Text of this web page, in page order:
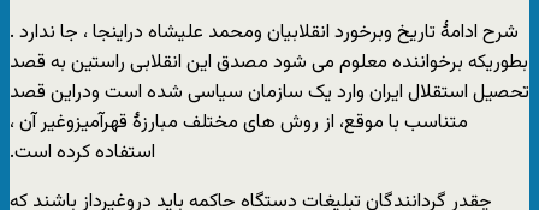
‏شرح ادامۀ تاریخ وبرخورد انقلابیان ومحمد علیشاه دراینجا ، جا ندارد .
بطوریکه برخواننده ‏معلوم می شود مصدق این انقلابی راستین به قصد
تحصیل استقلال ایران وارد یک سازمان ‏سیاسی شده است ودراین قصد
متناسب با موقع، از روش های مختلف مبارزۀ قهرآمیزوغیر آن ،
‏استفاده کرده است.‏
چقدر گردانندگان تبلیغات دستگاه حاکمه باید دروغپرداز باشند که